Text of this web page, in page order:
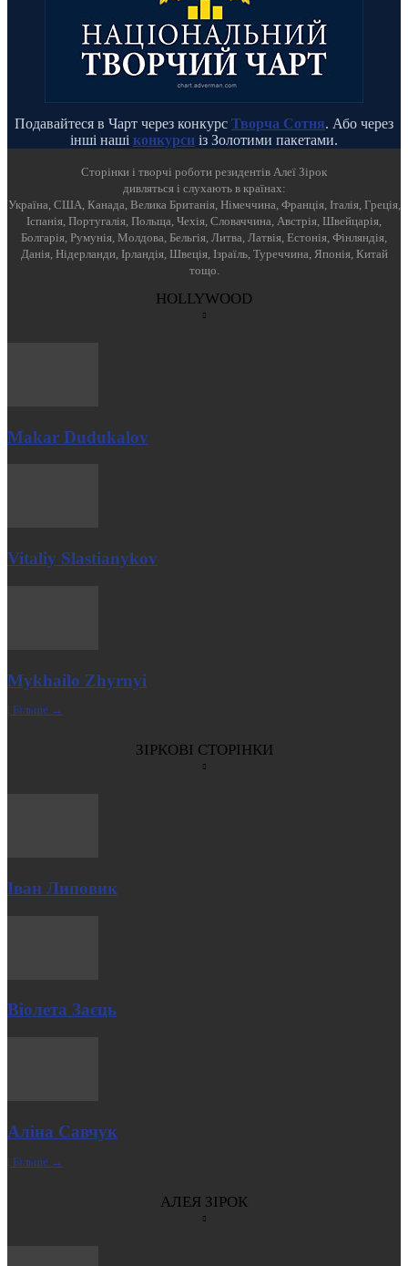
Подавайтеся в Чарт через конкурс Творча Сотня. Або через
інші наші конкурси із Золотими пакетами.
Cторінки і творчі роботи резидентів Алеї Зірок
дивляться і слухають в країнах:
Україна, США, Канада, Велика Британія, Німеччина, Франція, Італія, Греція,
Іспанія, Португалія, Польща, Чехія, Словаччина, Австрія, Швейцарія,
Болгарія, Румунія, Молдова, Бельгія, Литва, Латвія, Естонія, Фінляндія,
Данія, Нідерланди, Ірландія, Швеція, Ізраїль, Туреччина, Японія, Китай
тощо.
HOLLYWOOD
Makar Dudukalov
Vitaliy Slastianykov
Mykhailo Zhyrnyi
| Більше →
ЗІРКОВІ СТОРІНКИ
Іван Липовик
Віолета Заєць
Аліна Савчук
| Більше →
АЛЕЯ ЗІРОК